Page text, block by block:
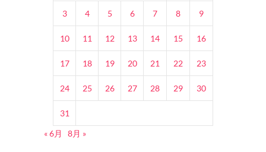
3 4 5 6 7 8 9
10 11 12 13 14 15 16
17 18 19 20 21 22 23
24 25 26 27 28 29 30
31
« 6月
8月 »